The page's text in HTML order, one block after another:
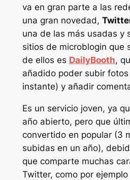
va en gran parte a las
una gran novedad,
una de las más usadas y
sitios de microblogin que
de ellos es DailyBooth,
añadido poder subir
instante) y añadir
Es un servicio joven, ya
año abierto, pero que
convertido en popular (3
subidas en un año),
que comparte muchas
Twitter, como por